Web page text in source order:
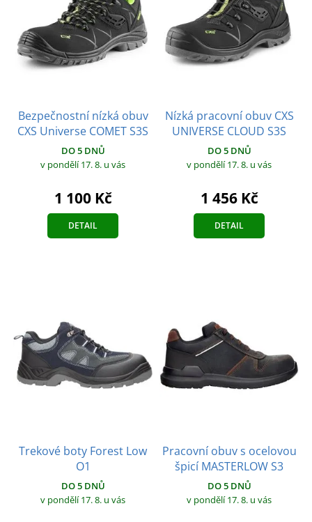
Bezpečnostní nízká obuv
CXS Universe COMET S3S
DO 5 DNŮ
v pondělí 17. 8. u vás
1 100 Kč
DETAIL
Nízká pracovní obuv CXS
UNIVERSE CLOUD S3S
DO 5 DNŮ
v pondělí 17. 8. u vás
1 456 Kč
DETAIL
Trekové boty Forest Low
O1
DO 5 DNŮ
v pondělí 17. 8. u vás
Pracovní obuv s ocelovou
špicí MASTERLOW S3
DO 5 DNŮ
v pondělí 17. 8. u vás